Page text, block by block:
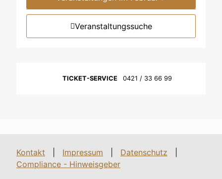
Veranstaltungssuche
TICKET-SERVICE 0421 / 33 66 99
Kontakt Impressum Datenschutz
Compliance - Hinweisgeber